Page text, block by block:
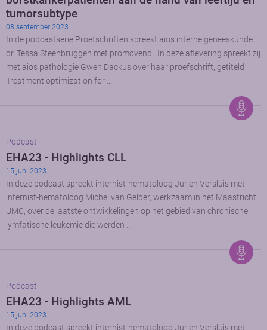
tumorsubtype
08 september 2023
In de podcastserie Proefschriften spreekt aios interne geneeskunde
dr. Tessa Steenbruggen met promovendi. In deze aflevering spreekt zij
met aios pathologie Gwen Dackus over haar proefschrift, getiteld
Treatment optimization for …
Podcast
EHA23 - Highlights CLL
15 juni 2023
In deze podcast spreekt internist-hematoloog Jurjen Versluis met
internist-hematoloog Michel van Gelder, werkzaam in het Maastricht
UMC, over de laatste ontwikkelingen op het gebied van chronische
lymfatische leukemie die werden …
Podcast
EHA23 - Highlights AML
15 juni 2023
In deze podcast spreekt internist-hematoloog Jurjen Versluis met